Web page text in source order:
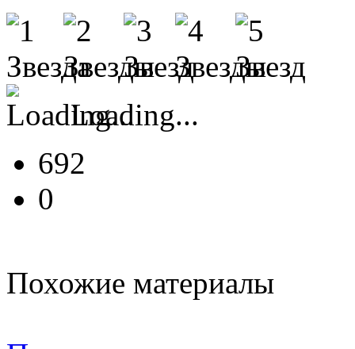
Loading...
692
0
Похожие материалы